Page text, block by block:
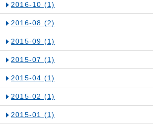
2016-10 (1)
2016-08 (2)
2015-09 (1)
2015-07 (1)
2015-04 (1)
2015-02 (1)
2015-01 (1)